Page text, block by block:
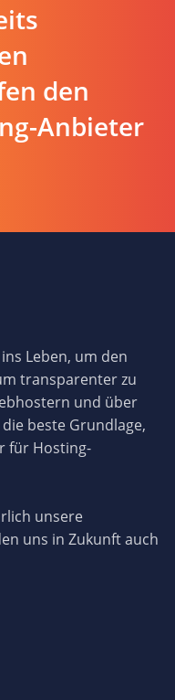
den
Anbieter
ins Leben, um den
transparenter zu
und über
beste Grundlage,
für Hosting-
unsere
uns in Zukunft auch